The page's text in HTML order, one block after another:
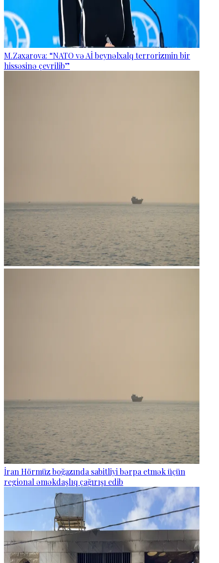
M.Zaxarova: “NATO və Aİ beynəlxalq terrorizmin bir
hissəsinə çevrilib”
İran Hörmüz boğazında sabitliyi bərpa etmək üçün
regional əməkdaşlıq çağırışı edib